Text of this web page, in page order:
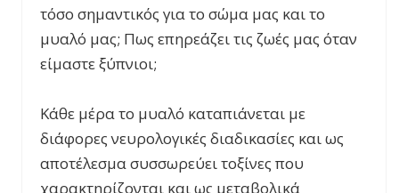
τόσο σημαντικός για το σώμα μας και το
μυαλό μας; Πως επηρεάζει τις ζωές μας όταν
είμαστε ξύπνιοι;
Κάθε μέρα το μυαλό καταπιάνεται με
διάφορες νευρολογικές διαδικασίες και ως
αποτέλεσμα συσσωρεύει τοξίνες που
χαρακτηρίζονται και ως μεταβολικά